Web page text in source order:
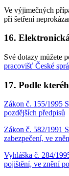
Ve výjimečných
při šetření
16.
Své dotazy můžete
pracovišť České
17. Podle
Zákon č. 155/1995
pozdějších předpisů
Zákon č. 582/1991
zabezpečení, ve
Vyhláška č. 284/
pojištění, ve znění